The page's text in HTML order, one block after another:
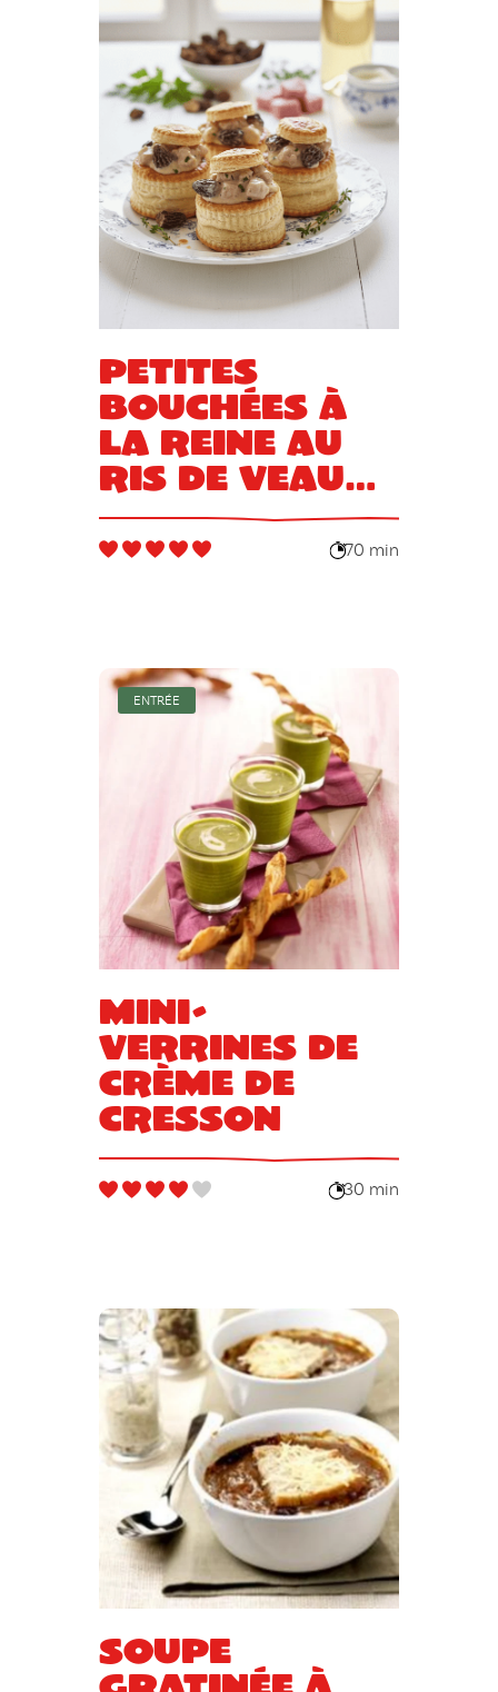
Petites
bouchées à
la reine au
ris de veau
et morilles
70 min
ENTRÉE
Mini-
verrines de
crème de
cresson
30 min
Soupe